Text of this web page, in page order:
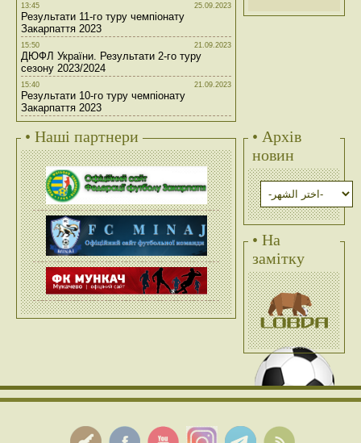
13:45 25.09.2023
Результати 11-го туру чемпіонату
Закарпаття 2023
15:50 21.09.2023
ДЮФЛ України. Результати 2-го туру
сезону 2023/2024
15:40 21.09.2023
Результати 10-го туру чемпіонату
Закарпаття 2023
• Наші партнери
• Архів
новин
• На
замітку